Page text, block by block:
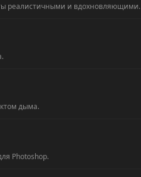
реалистичными и вдохновляющими.
дыма.
Photoshop.